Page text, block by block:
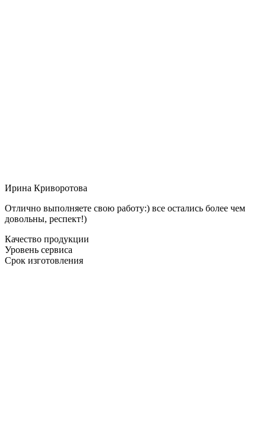
Ирина Криворотова
Отлично выполняете свою работу:) все остались более чем
довольны, респект!)
Качество продукции
Уровень сервиса
Срок изготовления